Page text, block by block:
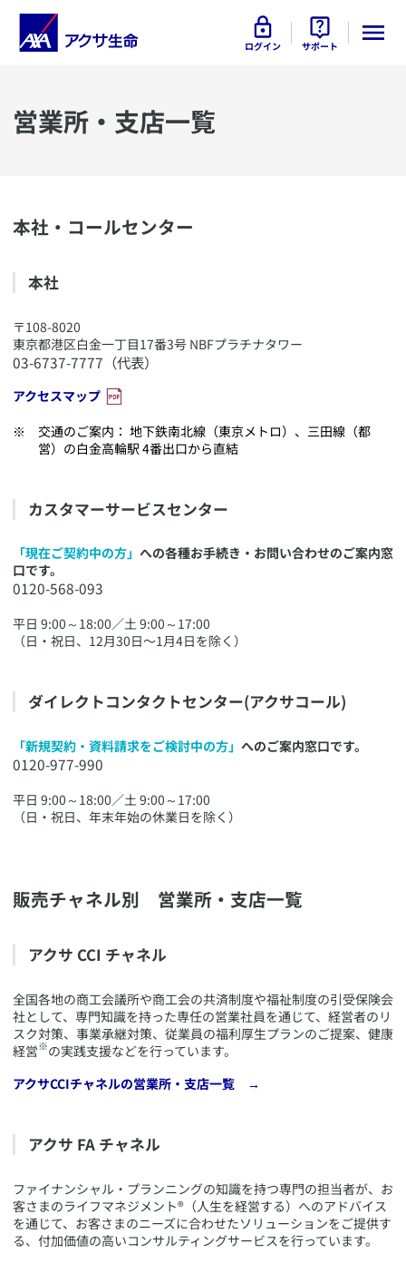
ログイン サポート
​営業所・支店一覧
本社・コールセンター
​本社
​​〒108-8020
東京都港区白金一丁目17番3号 NBFプラチナタワー
03-6737-7777（代表）
​アクセスマップ
​交通のご案内： 地下鉄南北線（東京メトロ）、三田線（都
営）の白金高輪駅 4番出口から直結
​​カスタマーサービスセンター
「現在ご契約中の方」 への各種お手続き・お問い合わせのご案内窓
口です。
0120-568-093
平日 9:00～18:00／土 9:00～17:00
（日・祝日、12月30日〜1月4日を除く）
​​ダイレクトコンタクトセンター(アクサコール)
「新規契約・資料請求をご検討中の方」 へのご案内窓口です。
0120-977-990
平日 9:00～18:00／土 9:00～17:00
（日・祝日、年末年始の休業日を除く）
販売チャネル別 営業所・支店一覧
​アクサ CCI チャネル
​全国各地の商工会議所や商工会の共済制度や福祉制度の引受保険会
社として、専門知識を持った専任の営業社員を通じて、経営者のリ
スク対策、事業承継対策、従業員の福利厚生プランのご提案、健康
経営※の実践支援などを行っています。
​アクサCCIチャネルの営業所・支店一覧 →
​アクサ FA チャネル
​ファイナンシャル・プランニングの知識を持つ専門の担当者が、お
客さまのライフマネジメント®（人生を経営する）へのアドバイス
を通じて、お客さまのニーズに合わせたソリューションをご提供す
る、付加価値の高いコンサルティングサービスを行っています。